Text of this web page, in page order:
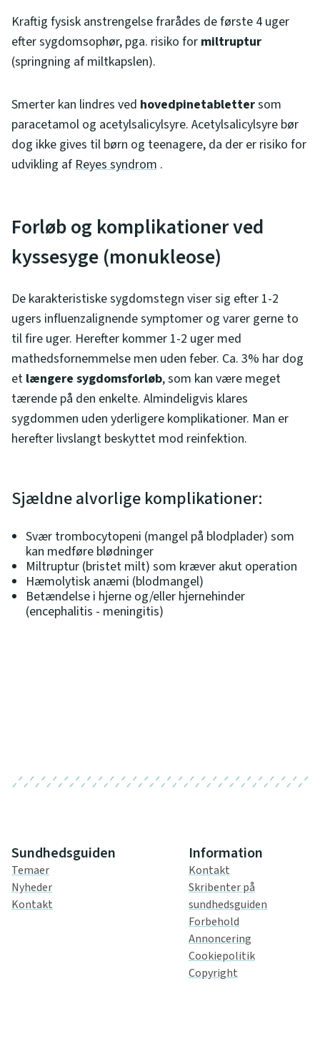
Kraftig fysisk anstrengelse frarådes de første 4 uger
efter sygdomsophør, pga. risiko for miltruptur
(springning af miltkapslen).
Smerter kan lindres ved hovedpinetablettersom
paracetamol og acetylsalicylsyre. Acetylsalicylsyre bør
dog ikke gives til børn og teenagere, da der er risiko for
udvikling af Reyes syndrom .
Forløb og komplikationer ved
kyssesyge (monukleose)
De karakteristiske sygdomstegn viser sig efter 1-2
ugers influenzalignende symptomer og varer gerne to
til fire uger. Herefter kommer 1-2 uger med
mathedsfornemmelse men uden feber. Ca. 3% har dog
et længere sygdomsforløb, som kan være meget
tærende på den enkelte. Almindeligvis klares
sygdommen uden yderligere komplikationer. Man er
herefter livslangt beskyttet mod reinfektion.
Sjældne alvorlige komplikationer:
Svær trombocytopeni (mangel på blodplader) som
kan medføre blødninger
Miltruptur (bristet milt) som kræver akut operation
Hæmolytisk anæmi (blodmangel)
Betændelse i hjerne og/eller hjernehinder
(encephalitis - meningitis)
Sundhedsguiden
Temaer
Nyheder
Kontakt
Information
Kontakt
Skribenter på
sundhedsguiden
Forbehold
Annoncering
Cookiepolitik
Copyright